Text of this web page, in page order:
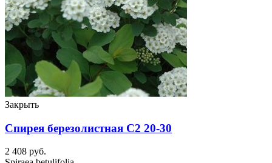
Закрыть
Спирея березолистная C2 20-30
2 408 руб.